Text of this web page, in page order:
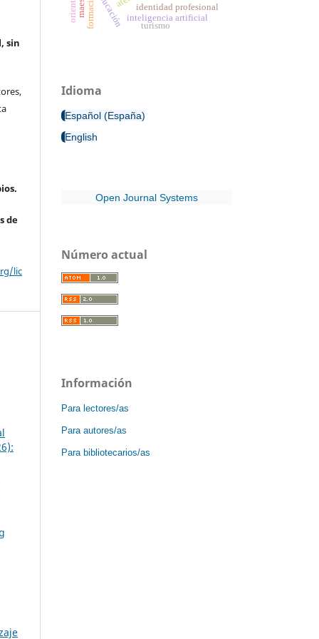
sin
de
lic
identidad profesional
inteligencia artificial
turismo
educación
Idioma
Español (España)
English
Open Journal Systems
Número actual
Información
Para lectores/as
Para autores/as
Para bibliotecarios/as